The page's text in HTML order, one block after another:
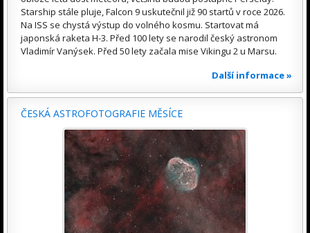
Starship stále pluje, Falcon 9 uskutečnil již 90 startů v roce 2026.
Na ISS se chystá výstup do volného kosmu. Startovat má
japonská raketa H-3. Před 100 lety se narodil český astronom
Vladimír Vanýsek. Před 50 lety začala mise Vikingu 2 u Marsu.
Další informace »
ČESKÁ ASTROFOTOGRAFIE MĚSÍCE